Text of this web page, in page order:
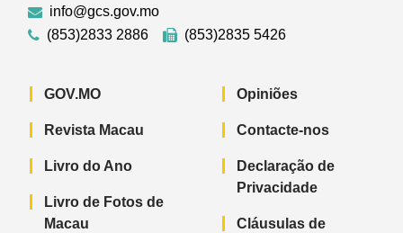
info@gcs.gov.mo
(853)2833 2886
(853)2835 5426
GOV.MO
Revista Macau
Livro do Ano
Livro de Fotos de
Macau
Opiniões
Contacte-nos
Declaração de
Privacidade
Cláusulas de